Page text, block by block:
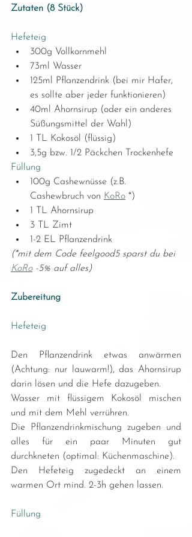
Zutaten (8 Stück)
Hefeteig
300g Vollkornmehl
73ml Wasser
125ml Pflanzendrink (bei mir Hafer,
es sollte aber jeder funktionieren)
40ml Ahornsirup (oder ein anderes
Süßungsmittel der Wahl)
1 TL Kokosöl (flüssig)
3,5g bzw. 1/2 Päckchen Trockenhefe
Füllung
100g Cashewnüsse (z.B.
Cashewbruch von KoRo *)
1 TL Ahornsirup
3 TL Zimt
1-2 EL Pflanzendrink
(*mit dem Code feelgood5 sparst du bei
KoRo -5% auf alles)
Zubereitung
Hefeteig
Den Pflanzendrink etwas anwärmen
(Achtung: nur lauwarm!), das Ahornsirup
darin lösen und die Hefe dazugeben.
Wasser mit flüssigem Kokosöl mischen
und mit dem Mehl verrühren.
Die Pflanzendrinkmischung zugeben und
alles für ein paar Minuten gut
durchkneten (optimal: Küchenmaschine).
Den Hefeteig zugedeckt an einem
warmen Ort mind. 2-3h gehen lassen.
Füllung